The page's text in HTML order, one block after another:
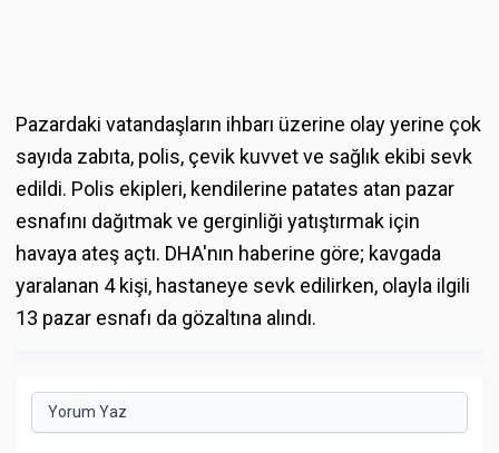
Pazardaki vatandaşların ihbarı üzerine olay yerine çok
sayıda zabıta, polis, çevik kuvvet ve sağlık ekibi sevk
edildi. Polis ekipleri, kendilerine patates atan pazar
esnafını dağıtmak ve gerginliği yatıştırmak için
havaya ateş açtı. DHA'nın haberine göre; kavgada
yaralanan 4 kişi, hastaneye sevk edilirken, olayla ilgili
13 pazar esnafı da gözaltına alındı.
Yorum Yaz